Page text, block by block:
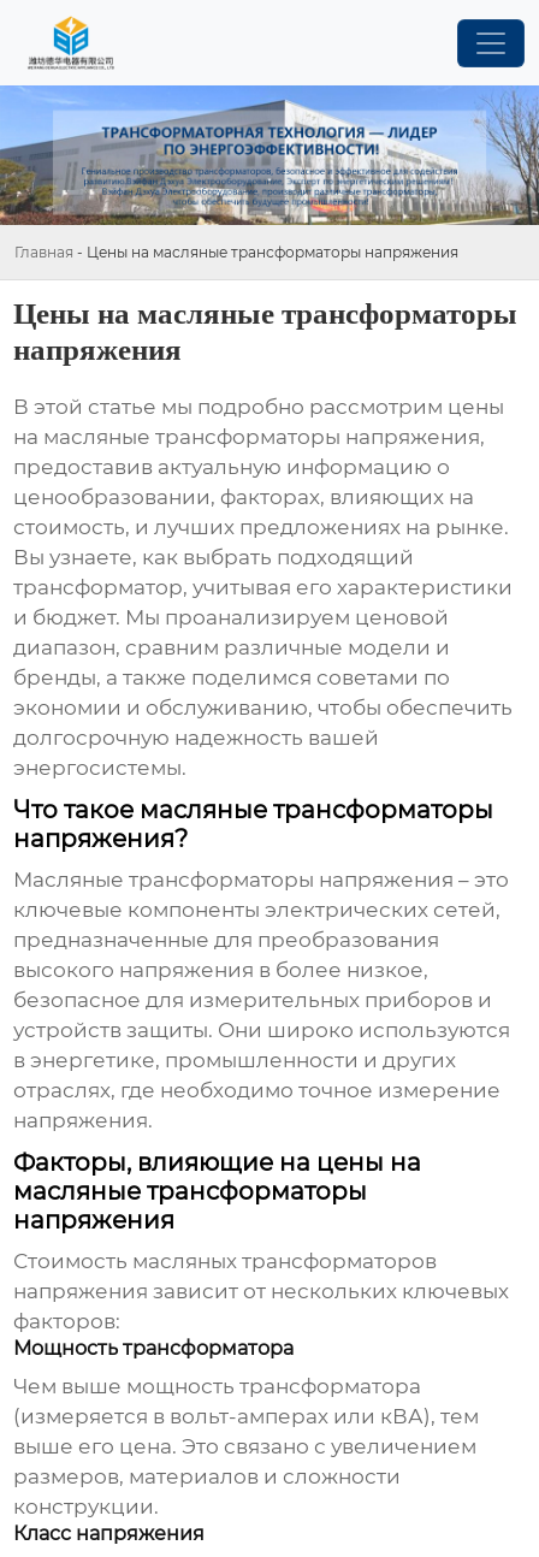
Главная - Цены на масляные трансформаторы напряжения
Цены на масляные трансформаторы
напряжения
В этой статье мы подробно рассмотрим цены
на масляные трансформаторы напряжения,
предоставив актуальную информацию о
ценообразовании, факторах, влияющих на
стоимость, и лучших предложениях на рынке.
Вы узнаете, как выбрать подходящий
трансформатор, учитывая его характеристики
и бюджет. Мы проанализируем ценовой
диапазон, сравним различные модели и
бренды, а также поделимся советами по
экономии и обслуживанию, чтобы обеспечить
долгосрочную надежность вашей
энергосистемы.
Что такое масляные трансформаторы
напряжения?
Масляные трансформаторы напряжения – это
ключевые компоненты электрических сетей,
предназначенные для преобразования
высокого напряжения в более низкое,
безопасное для измерительных приборов и
устройств защиты. Они широко используются
в энергетике, промышленности и других
отраслях, где необходимо точное измерение
напряжения.
Факторы, влияющие на цены на
масляные трансформаторы
напряжения
Стоимость масляных трансформаторов
напряжения зависит от нескольких ключевых
факторов:
Мощность трансформатора
Чем выше мощность трансформатора
(измеряется в вольт-амперах или кВА), тем
выше его цена. Это связано с увеличением
размеров, материалов и сложности
конструкции.
Класс напряжения